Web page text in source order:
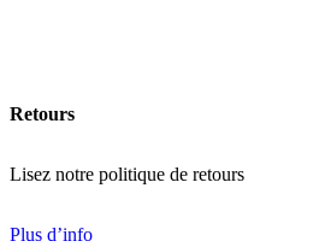
Retours
Lisez notre politique de retours
Plus d’info